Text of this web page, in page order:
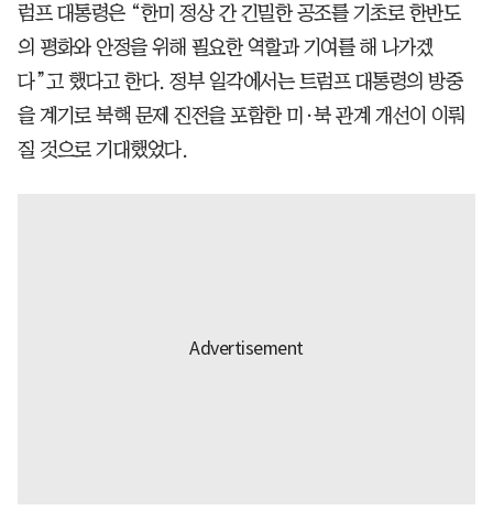
럼프 대통령은 “한미 정상 간 긴밀한 공조를 기초로 한반도
의 평화와 안정을 위해 필요한 역할과 기여를 해 나가겠
다”고 했다고 한다. 정부 일각에서는 트럼프 대통령의 방중
을 계기로 북핵 문제 진전을 포함한 미·북 관계 개선이 이뤄
질 것으로 기대했었다.